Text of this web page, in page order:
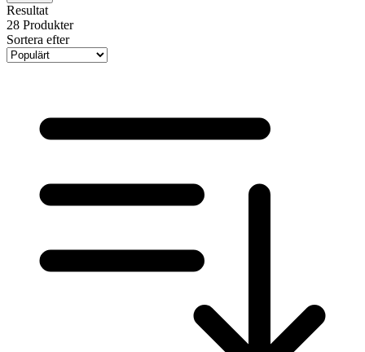
Resultat
28 Produkter
Sortera efter